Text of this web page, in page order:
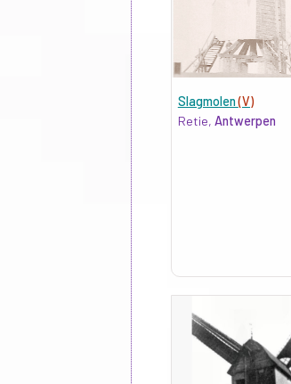
Slagmolen(V)
Retie, Antwerpen